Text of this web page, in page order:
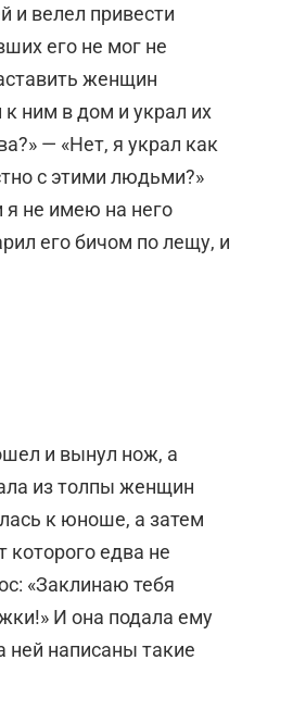
и велел привести
его не мог не
женщин
ним в дом и украл их
— «Нет, я украл как
с этими людьми?»
я не имею на него
его бичом по лещу, и
и вынул нож, а
из толпы женщин
к юноше, а затем
едва не
«Заклинаю тебя
И она подала ему
ней написаны такие